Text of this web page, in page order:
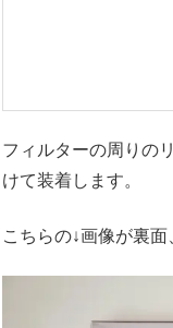
フィルターの周りの
けて装着します。
こちらの↓画像が裏面